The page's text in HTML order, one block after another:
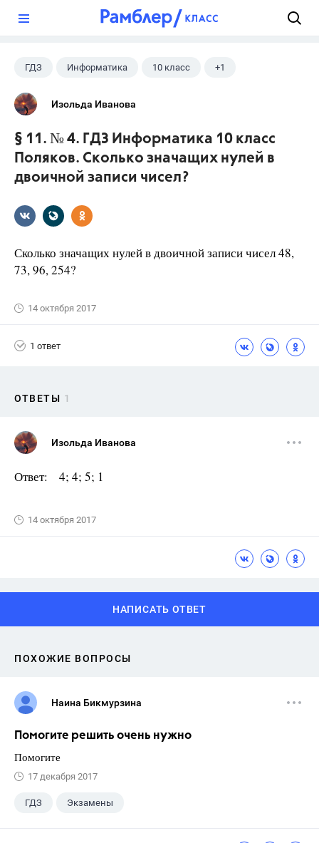
ГДЗ Информатика 10 класс +1
Поляков К.Ю.
Изольда Иванова
§ 11. № 4. ГДЗ Информатика 10 класс
Поляков. Сколько значащих нулей в
двоичной записи чисел?
Сколько значащих нулей в двоичной записи чисел 48,
73, 96, 254?
14 октября 2017
1 ответ
ОТВЕТЫ 1
Изольда Иванова
Ответ: 4; 4; 5; 1
14 октября 2017
НАПИСАТЬ ОТВЕТ
ПОХОЖИЕ ВОПРОСЫ
Наина Бикмурзина
Помогите решить очень нужно
Помогите
17 декабря 2017
ГДЗ Экзамены